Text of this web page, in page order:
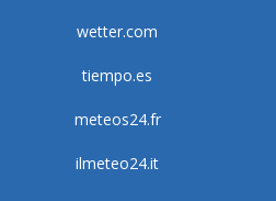
wetter.com
tiempo.es
meteos24.fr
ilmeteo24.it